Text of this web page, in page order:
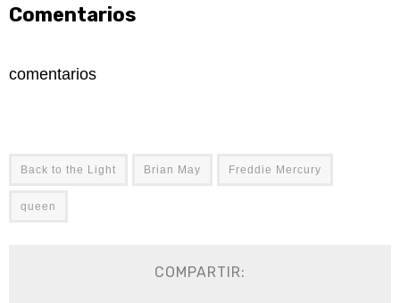
Comentarios
comentarios
Back to the Light Brian May Freddie Mercury
queen
COMPARTIR: